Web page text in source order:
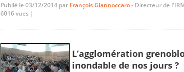
Publié le 03/12/2014 par François Giannoccaro- Directeur de
6016 vues |
L’agglomération
inondable de nos jours ?